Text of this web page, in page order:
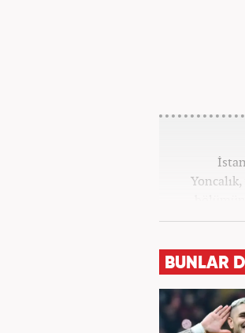
Meslek
BUNLAR